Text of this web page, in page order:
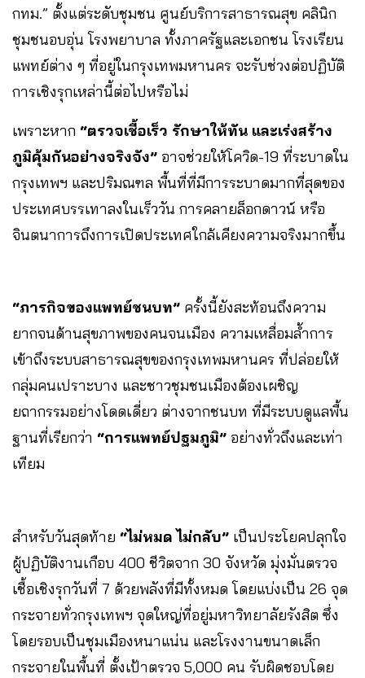
กทม.” ตั้งแต่ระดับชุมชน ศูนย์บริการสาธารณสุข คลินิก
ชุมชนอบอุ่น โรงพยาบาล ทั้งภาครัฐและเอกชน โรงเรียน
แพทย์ต่าง ๆ ที่อยู่ในกรุงเทพมหานคร จะรับช่วงต่อปฏิบัติ
การเชิงรุกเหล่านี้ต่อไปหรือไม่
เพราะหาก “ตรวจเชื้อเร็ว รักษาให้ทัน และเร่งสร้าง
ภูมิคุ้มกันอย่างจริงจัง” อาจช่วยให้โควิด-19 ที่ระบาดใน
กรุงเทพฯ และปริมณฑล พื้นที่ที่มีการระบาดมากที่สุดของ
ประเทศบรรเทาลงในเร็ววัน การคลายล็อกดาวน์ หรือ
จินตนาการถึงการเปิดประเทศใกล้เคียงความจริงมากขึ้น
“ภารกิจของแพทย์ชนบท” ครั้งนี้ยังสะท้อนถึงความ
ยากจนด้านสุขภาพของคนจนเมือง ความเหลื่อมล้ำการ
เข้าถึงระบบสาธารณสุขของกรุงเทพมหานคร ที่ปล่อยให้
กลุ่มคนเปราะบาง และชาวชุมชนเมืองต้องเผชิญ
ยถากรรมอย่างโดดเดี่ยว ต่างจากชนบท ที่มีระบบดูแลพื้น
ฐานที่เรียกว่า “การแพทย์ปฐมภูมิ” อย่างทั่วถึงและเท่า
เทียม
สำหรับวันสุดท้าย “ไม่หมด ไม่กลับ” เป็นประโยคปลุกใจ
ผู้ปฏิบัติงานเกือบ 400 ชีวิตจาก 30 จังหวัด มุ่งมั่นตรวจ
เชื้อเชิงรุกวันที่ 7 ด้วยพลังที่มีทั้งหมด โดยแบ่งเป็น 26 จุด
กระจายทั่วกรุงเทพฯ จุดใหญ่ที่อยู่มหาวิทยาลัยรังสิต ซึ่ง
โดยรอบเป็นชุมเมืองหนาแน่น และโรงงานขนาดเล็ก
กระจายในพื้นที่ ตั้งเป้าตรวจ 5,000 คน รับผิดชอบโดย